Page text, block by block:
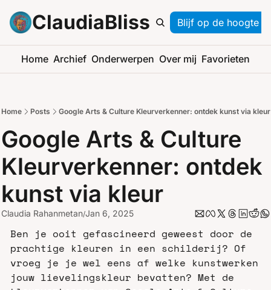
ClaudiaBliss Blijf op de hoogte
Home Archief Onderwerpen Over mij Favorieten
Home Posts Google Arts & Culture Kleurverkenner: ontdek kunst via kleur
Google Arts & Culture
Kleurverkenner: ontdek
kunst via kleur
Claudia Rahanmetan/Jan 6, 2025
Ben je ooit gefascineerd geweest door de
prachtige kleuren in een schilderij? Of
vroeg je je wel eens af welke kunstwerken
jouw lievelingskleur bevatten? Met de